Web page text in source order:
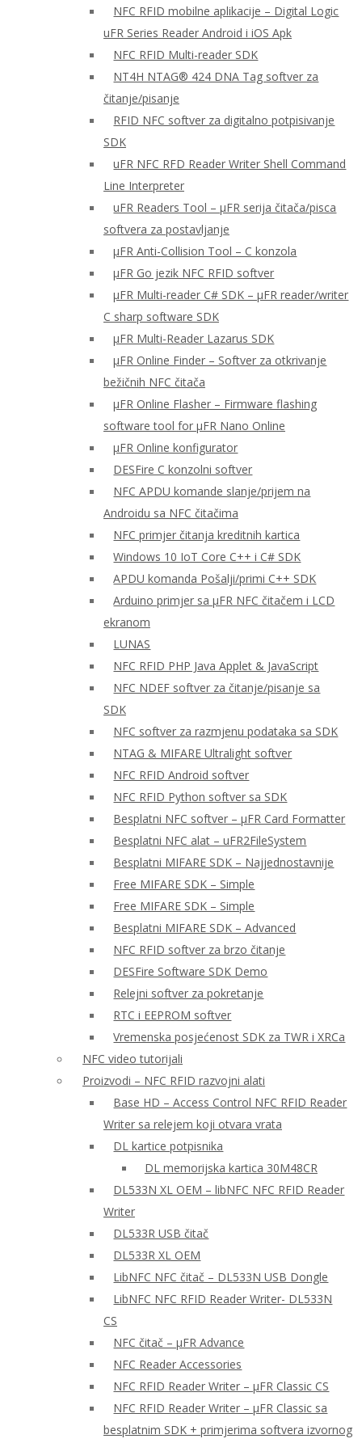
NFC RFID mobilne aplikacije – Digital Logic
uFR Series Reader Android i iOS Apk
NFC RFID Multi-reader SDK
NT4H NTAG® 424 DNA Tag softver za
čitanje/pisanje
RFID NFC softver za digitalno potpisivanje
SDK
uFR NFC RFD Reader Writer Shell Command
Line Interpreter
uFR Readers Tool – μFR serija čitača/pisca
softvera za postavljanje
μFR Anti-Collision Tool – C konzola
μFR Go jezik NFC RFID softver
μFR Multi-reader C# SDK – μFR reader/writer
C sharp software SDK
μFR Multi-Reader Lazarus SDK
μFR Online Finder – Softver za otkrivanje
bežičnih NFC čitača
μFR Online Flasher – Firmware flashing
software tool for μFR Nano Online
μFR Online konfigurator
DESFire C konzolni softver
NFC APDU komande slanje/prijem na
Androidu sa NFC čitačima
NFC primjer čitanja kreditnih kartica
Windows 10 IoT Core C++ i C# SDK
APDU komanda Pošalji/primi C++ SDK
Arduino primjer sa μFR NFC čitačem i LCD
ekranom
LUNAS
NFC RFID PHP Java Applet & JavaScript
NFC NDEF softver za čitanje/pisanje sa
SDK
NFC softver za razmjenu podataka sa SDK
NTAG & MIFARE Ultralight softver
NFC RFID Android softver
NFC RFID Python softver sa SDK
Besplatni NFC softver – μFR Card Formatter
Besplatni NFC alat – uFR2FileSystem
Besplatni MIFARE SDK – Najjednostavnije
Free MIFARE SDK – Simple
Free MIFARE SDK – Simple
Besplatni MIFARE SDK – Advanced
NFC RFID softver za brzo čitanje
DESFire Software SDK Demo
Relejni softver za pokretanje
RTC i EEPROM softver
Vremenska posjećenost SDK za TWR i XRCa
NFC video tutorijali
Proizvodi – NFC RFID razvojni alati
Base HD – Access Control NFC RFID Reader
Writer sa relejem koji otvara vrata
DL kartice potpisnika
DL memorijska kartica 30M48CR
DL533N XL OEM – libNFC NFC RFID Reader
Writer
DL533R USB čitač
DL533R XL OEM
LibNFC NFC čitač – DL533N USB Dongle
LibNFC NFC RFID Reader Writer- DL533N
CS
NFC čitač – μFR Advance
NFC Reader Accessories
NFC RFID Reader Writer – μFR Classic CS
NFC RFID Reader Writer – μFR Classic sa
besplatnim SDK + primjerima softvera izvornog